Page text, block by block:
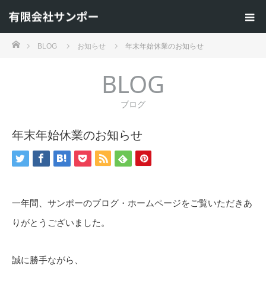
ホームBLOG お知らせ 年末年始休業のお知らせ
BLOG
ブログ
年末年始休業のお知らせ
一年間、サンポーのブログ・ホームページをご覧いただきあ
りがとうございました。
誠に勝手ながら、